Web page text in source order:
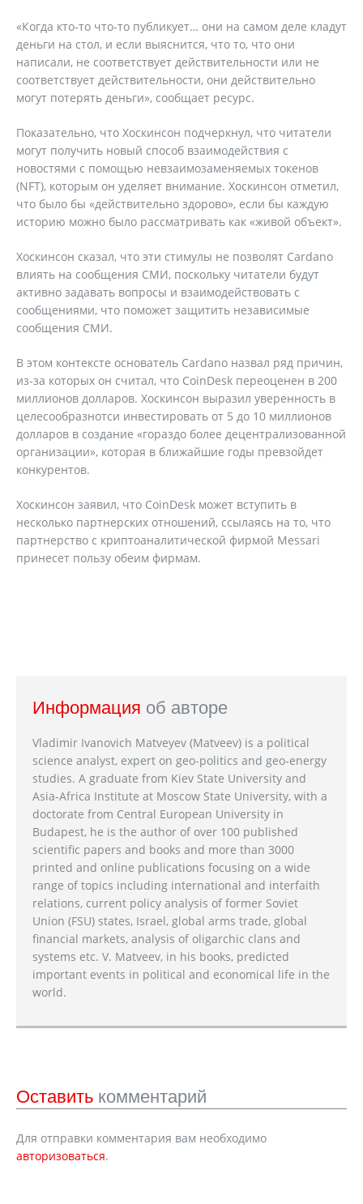
«Когда кто-то что-то публикует… они на самом деле кладут
деньги на стол, и если выяснится, что то, что они
написали, не соответствует действительности или не
соответствует действительности, они действительно
могут потерять деньги», сообщает ресурс.
Показательно, что Хоскинсон подчеркнул, что читатели
могут получить новый способ взаимодействия с
новостями с помощью невзаимозаменяемых токенов
(NFT), которым он уделяет внимание. Хоскинсон отметил,
что было бы «действительно здорово», если бы каждую
историю можно было рассматривать как «живой объект».
Хоскинсон сказал, что эти стимулы не позволят Cardano
влиять на сообщения СМИ, поскольку читатели будут
активно задавать вопросы и взаимодействовать с
сообщениями, что поможет защитить независимые
сообщения СМИ.
В этом контексте основатель Cardano назвал ряд причин,
из-за которых он считал, что CoinDesk переоценен в 200
миллионов долларов. Хоскинсон выразил уверенность в
целесообразнотси инвестировать от 5 до 10 миллионов
долларов в создание «гораздо более децентрализованной
организации», которая в ближайшие годы превзойдет
конкурентов.
Хоскинсон заявил, что CoinDesk может вступить в
несколько партнерских отношений, ссылаясь на то, что
партнерство с криптоаналитической фирмой Messari
принесет пользу обеим фирмам.
Информация об авторе
Vladimir Ivanovich Matveyev (Matveev) is a political
science analyst, expert on geo-politics and geo-energy
studies. A graduate from Kiev State University and
Asia-Africa Institute at Moscow State University, with a
doctorate from Central European University in
Budapest, he is the author of over 100 published
scientific papers and books and more than 3000
printed and online publications focusing on a wide
range of topics including international and interfaith
relations, current policy analysis of former Soviet
Union (FSU) states, Israel, global arms trade, global
financial markets, analysis of oligarchic clans and
systems etc. V. Matveev, in his books, predicted
important events in political and economical life in the
world.
Оставить комментарий
Для отправки комментария вам необходимо
авторизоваться.